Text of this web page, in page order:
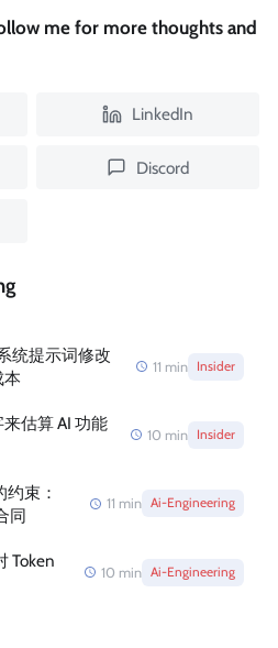
me for more thoughts and
LinkedIn
Discord
统提示词修改
11 min Insider
估算 AI 功能
10 min Insider
束：
同
11 min Ai-Engineering
Token
10 min Ai-Engineering